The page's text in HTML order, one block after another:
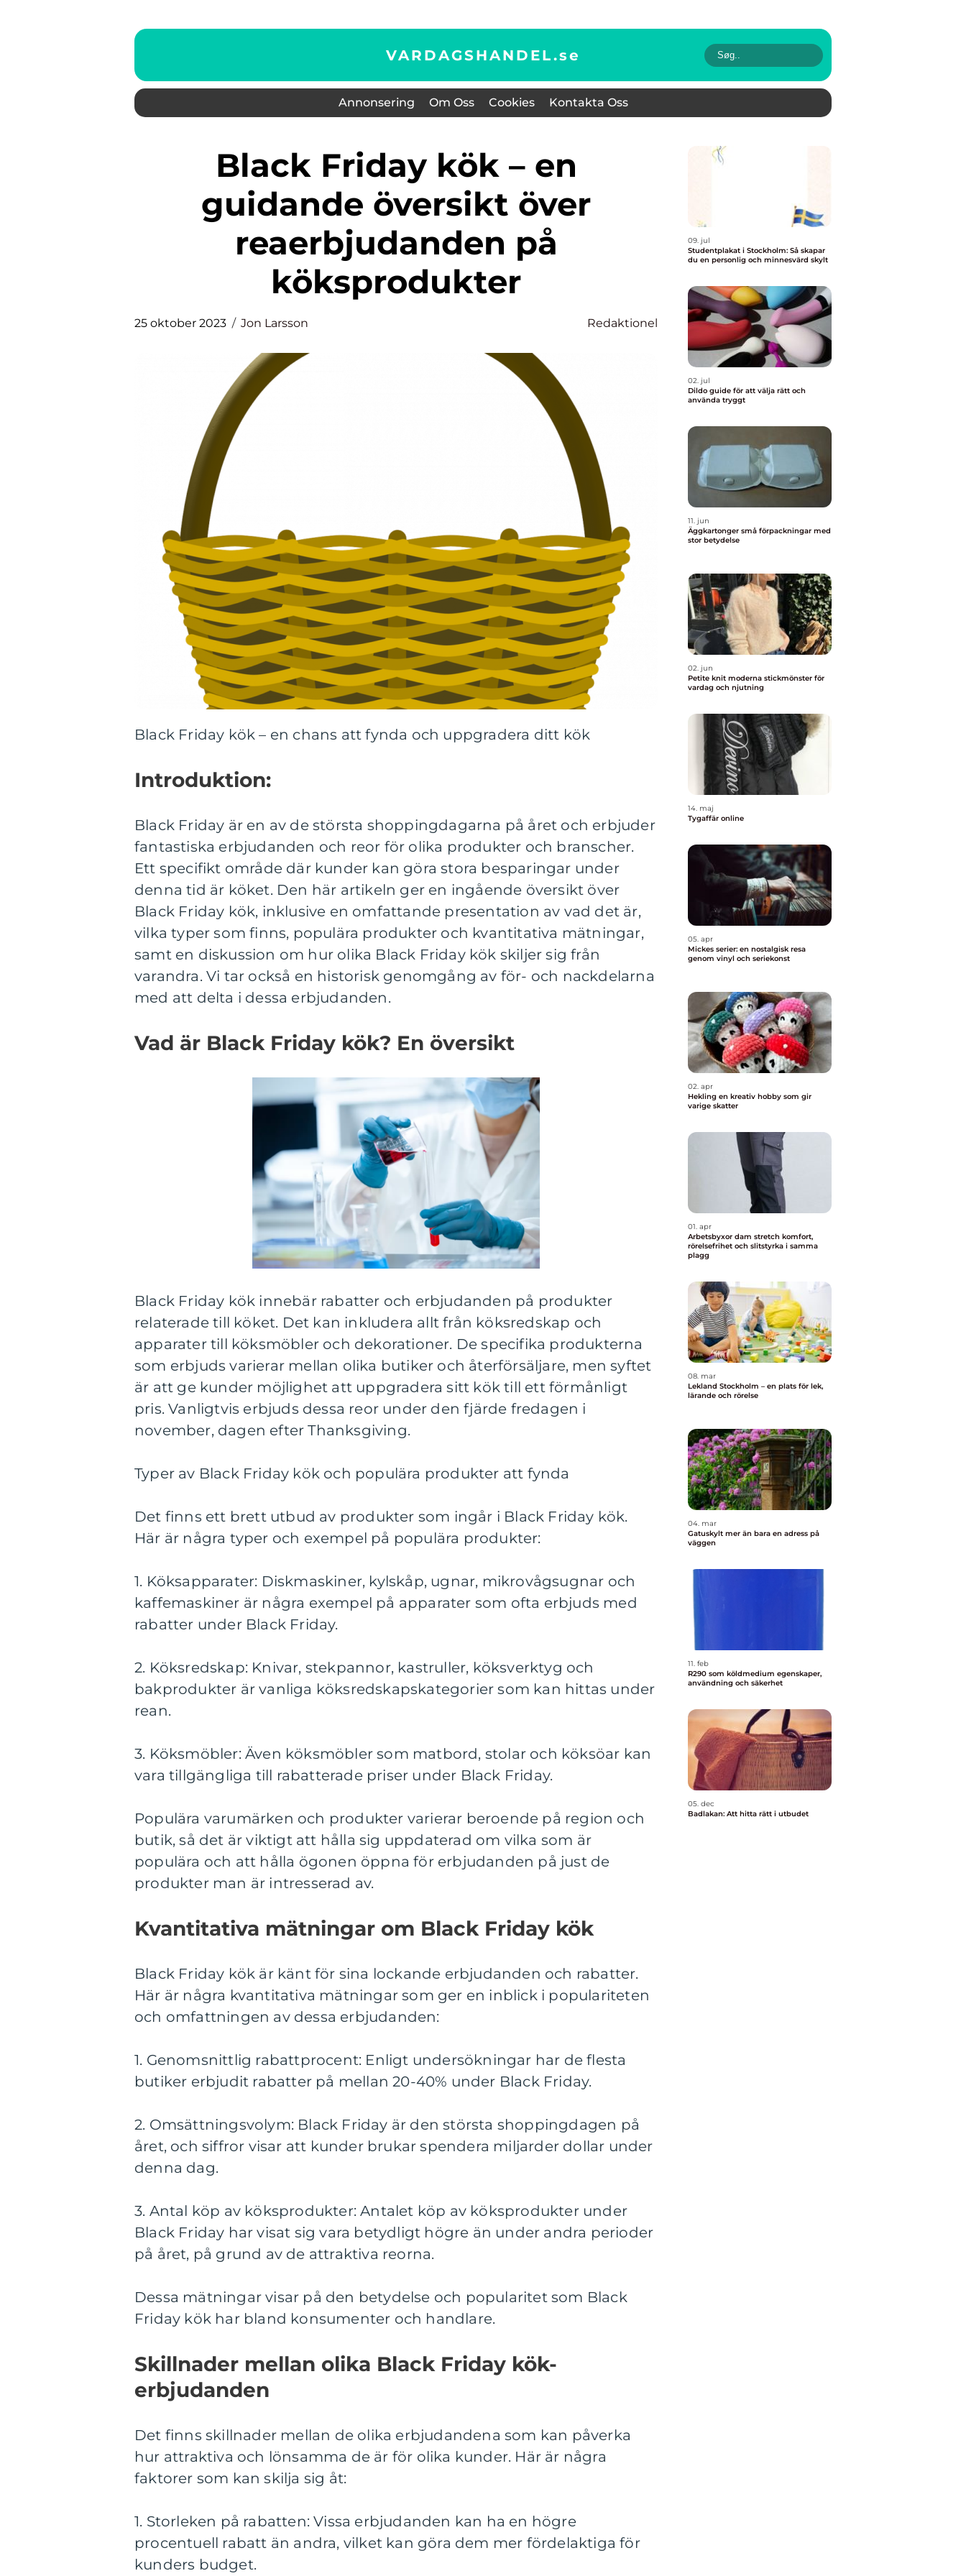
VARDAGSHANDEL.se
Annonsering Om Oss Cookies Kontakta Oss
Black Friday kök – en
guidande översikt över
reaerbjudanden på
köksprodukter
25 oktober 2023 Jon Larsson Redaktionel
Black Friday kök – en chans att fynda och uppgradera ditt kök
Introduktion:
Black Friday är en av de största shoppingdagarna på året och erbjuder
fantastiska erbjudanden och reor för olika produkter och branscher.
Ett specifikt område där kunder kan göra stora besparingar under
denna tid är köket. Den här artikeln ger en ingående översikt över
Black Friday kök, inklusive en omfattande presentation av vad det är,
vilka typer som finns, populära produkter och kvantitativa mätningar,
samt en diskussion om hur olika Black Friday kök skiljer sig från
varandra. Vi tar också en historisk genomgång av för- och nackdelarna
med att delta i dessa erbjudanden.
Vad är Black Friday kök? En översikt
Black Friday kök innebär rabatter och erbjudanden på produkter
relaterade till köket. Det kan inkludera allt från köksredskap och
apparater till köksmöbler och dekorationer. De specifika produkterna
som erbjuds varierar mellan olika butiker och återförsäljare, men syftet
är att ge kunder möjlighet att uppgradera sitt kök till ett förmånligt
pris. Vanligtvis erbjuds dessa reor under den fjärde fredagen i
november, dagen efter Thanksgiving.
Typer av Black Friday kök och populära produkter att fynda
Det finns ett brett utbud av produkter som ingår i Black Friday kök.
Här är några typer och exempel på populära produkter:
1. Köksapparater: Diskmaskiner, kylskåp, ugnar, mikrovågsugnar och
kaffemaskiner är några exempel på apparater som ofta erbjuds med
rabatter under Black Friday.
2. Köksredskap: Knivar, stekpannor, kastruller, köksverktyg och
bakprodukter är vanliga köksredskapskategorier som kan hittas under
rean.
3. Köksmöbler: Även köksmöbler som matbord, stolar och köksöar kan
vara tillgängliga till rabatterade priser under Black Friday.
Populära varumärken och produkter varierar beroende på region och
butik, så det är viktigt att hålla sig uppdaterad om vilka som är
populära och att hålla ögonen öppna för erbjudanden på just de
produkter man är intresserad av.
Kvantitativa mätningar om Black Friday kök
Black Friday kök är känt för sina lockande erbjudanden och rabatter.
Här är några kvantitativa mätningar som ger en inblick i populariteten
och omfattningen av dessa erbjudanden:
1. Genomsnittlig rabattprocent: Enligt undersökningar har de flesta
butiker erbjudit rabatter på mellan 20-40% under Black Friday.
2. Omsättningsvolym: Black Friday är den största shoppingdagen på
året, och siffror visar att kunder brukar spendera miljarder dollar under
denna dag.
3. Antal köp av köksprodukter: Antalet köp av köksprodukter under
Black Friday har visat sig vara betydligt högre än under andra perioder
på året, på grund av de attraktiva reorna.
Dessa mätningar visar på den betydelse och popularitet som Black
Friday kök har bland konsumenter och handlare.
Skillnader mellan olika Black Friday kök-
erbjudanden
Det finns skillnader mellan de olika erbjudandena som kan påverka
hur attraktiva och lönsamma de är för olika kunder. Här är några
faktorer som kan skilja sig åt:
1. Storleken på rabatten: Vissa erbjudanden kan ha en högre
procentuell rabatt än andra, vilket kan göra dem mer fördelaktiga för
kunders budget.
09. jul
Studentplakat i Stockholm: Så skapar
du en personlig och minnesvärd skylt
02. jul
Dildo guide för att välja rätt och
använda tryggt
11. jun
Äggkartonger små förpackningar med
stor betydelse
02. jun
Petite knit moderna stickmönster för
vardag och njutning
14. maj
Tygaffär online
05. apr
Mickes serier: en nostalgisk resa
genom vinyl och seriekonst
02. apr
Hekling en kreativ hobby som gir
varige skatter
01. apr
Arbetsbyxor dam stretch komfort,
rörelsefrihet och slitstyrka i samma
plagg
08. mar
Lekland Stockholm – en plats för lek,
lärande och rörelse
04. mar
Gatuskylt mer än bara en adress på
väggen
11. feb
R290 som köldmedium egenskaper,
användning och säkerhet
05. dec
Badlakan: Att hitta rätt i utbudet